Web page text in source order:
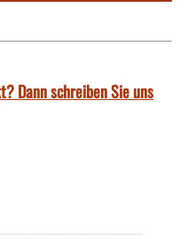
Dann schreiben Sie uns